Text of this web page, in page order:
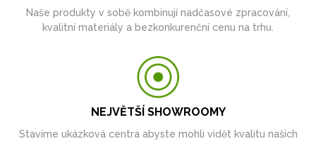
Naše produkty v sobě kombinují nadčasové zpracování,
kvalitní materiály a bezkonkurenční cenu na trhu.
NEJVĚTŠÍ SHOWROOMY
Stavíme ukázková centra abyste mohli vidět kvalitu našich